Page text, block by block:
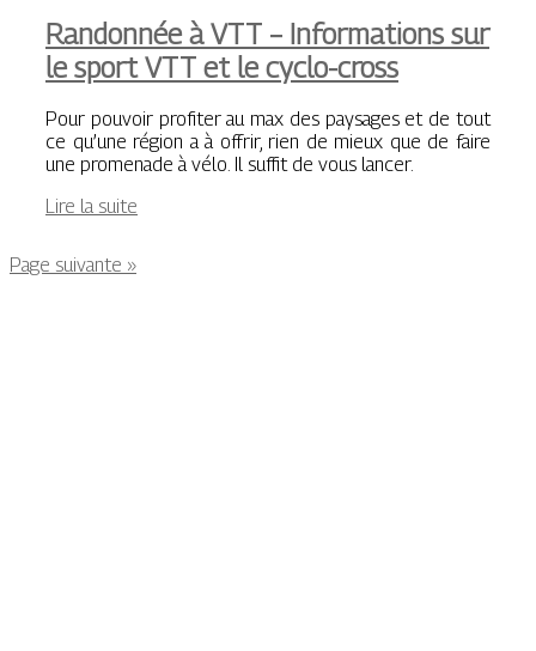
Randonnée à VTT – Informations sur
le sport VTT et le cyclo-cross
Pour pouvoir profiter au max des paysages et de tout
ce qu’une région a à offrir, rien de mieux que de faire
une promenade à vélo. Il suffit de vous lancer.
Lire la suite
Page suivante »